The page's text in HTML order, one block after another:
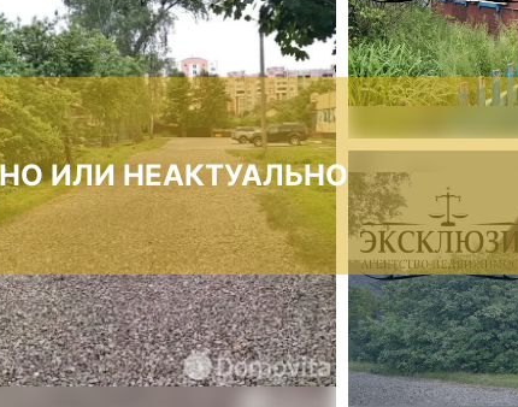
ИЛИ НЕАКТУАЛЬНО